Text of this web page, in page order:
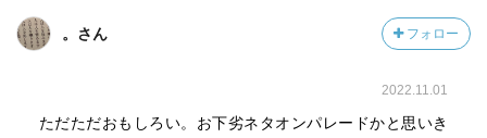
。さん フォロー
2022.11.01
ただただおもしろい。お下劣ネタオンパレードかと思いき